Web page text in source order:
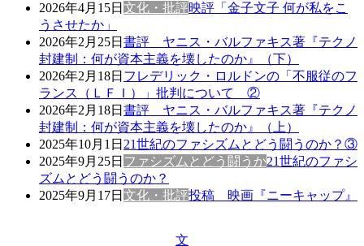
2026年4月15日 文化・批評映評「金子文子 何が私をこ
うさせたか」
2026年2月25日 書評 ヤニス・バルファキス著『テクノ
封建制：何が資本主義を壊したのか』（下）
2026年2月18日 フレデリック・ロルドンの「不服従のフ
ランス（ＬＦＩ）」批判について ②
2026年2月18日 書評 ヤニス・バルファキス著『テクノ
封建制：何が資本主義を壊したのか』（上）
2025年10月1日 21世紀のファシズムとどう闘うのか？③
2025年9月25日 ファシズムとどう闘うか21世紀のファシ
ズムとどう闘うのか？
2025年9月17日 文化・批評投稿 映画『ニーキャップ』
文